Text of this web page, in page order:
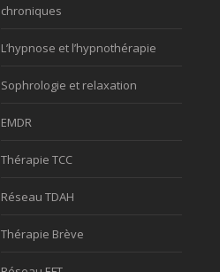
chroniques
L’hypnose et l’hypnothérapie
Sophrologie et relaxation
EMDR
Thérapie TCC
Réseau TDAH
Thérapie Brève